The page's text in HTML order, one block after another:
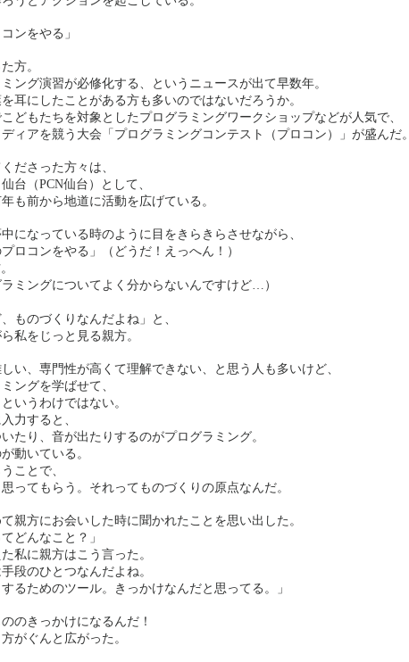
ンをやる」
方。
ング演習が必修化する、というニュースが出て早数年。
耳にしたことがある方も多いのではないだろうか。
どもたちを対象としたプログラミングワークショップなどが人気で、
ィアを競う大会「プログラミングコンテスト（プロコン）」が盛んだ。
ださった方々は、
台（PCN仙台）として、
も前から地道に活動を広げている。
になっている時のように目をきらきらさせながら、
ロコンをやる」（どうだ！えっへん！）
ミングについてよく分からないんですけど…）
ものづくりなんだよね」と、
私をじっと見る親方。
い、専門性が高くて理解できない、と思う人も多いけど、
ングを学ばせて、
いうわけではない。
力すると、
たり、音が出たりするのがプログラミング。
動いている。
ことで、
ってもらう。それってものづくりの原点なんだ。
親方にお会いした時に聞かれたことを思い出した。
どんなこと？」
私に親方はこう言った。
段のひとつなんだよね。
るためのツール。きっかけなんだと思ってる。」
のきっかけになるんだ！
がぐんと広がった。